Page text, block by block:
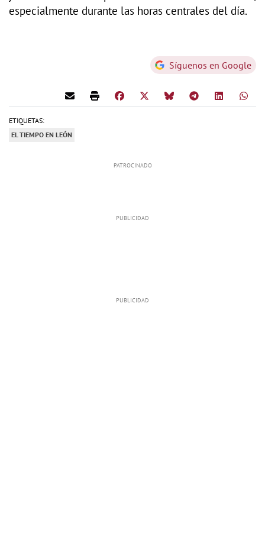
especialmente durante las horas centrales del día.
Síguenos en Google
ETIQUETAS:
EL TIEMPO EN LEÓN